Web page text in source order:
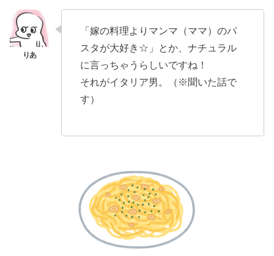
「嫁の料理よりマンマ（ママ）のパ
スタが大好き☆」とか、ナチュラル
に言っちゃうらしいですね！
それがイタリア男。（※聞いた話で
す）